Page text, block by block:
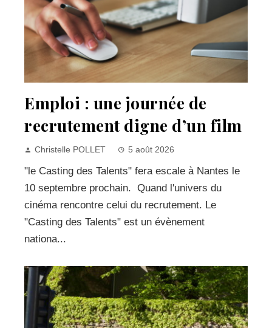
Emploi : une journée de
recrutement digne d’un film
Christelle POLLET 5 août 2026
"le Casting des Talents" fera escale à Nantes le
10 septembre prochain. Quand l'univers du
cinéma rencontre celui du recrutement. Le
"Casting des Talents" est un évènement
nationa...